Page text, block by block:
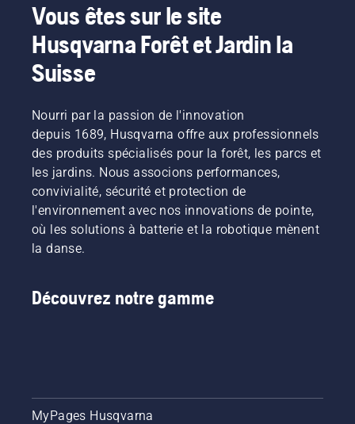
Vous êtes sur le site
Husqvarna Forêt et Jardin la
Suisse
Nourri par la passion de l'innovation
depuis 1689, Husqvarna offre aux professionnels
des produits spécialisés pour la forêt, les parcs et
les jardins. Nous associons performances,
convivialité, sécurité et protection de
l'environnement avec nos innovations de pointe,
où les solutions à batterie et la robotique mènent
la danse.
Découvrez notre gamme
MyPages Husqvarna